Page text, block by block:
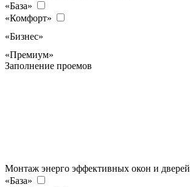
«База»
«Комфорт»
«Бизнес»
«Премиум»
Заполнение проемов
Монтаж энерго эффективных окон и дверей
«База»